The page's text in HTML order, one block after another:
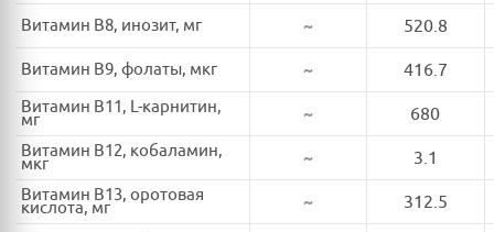
Витамин B8, инозит, мг ~ 520.8
Витамин B9, фолаты, мкг ~ 416.7
Витамин B11, L-карнитин,
мг ~ 680
Витамин B12, кобаламин,
мкг ~ 3.1
Витамин B13, оротовая
кислота, мг ~ 312.5